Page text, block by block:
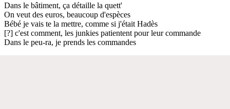
Dans le bâtiment, ça détaille la quett'
On veut des euros, beaucoup d'espèces
Bébé je vais te la mettre, comme si j'était Hadès
[?] c'est comment, les junkies patientent pour leur commande
Dans le peu-ra, je prends les commandes